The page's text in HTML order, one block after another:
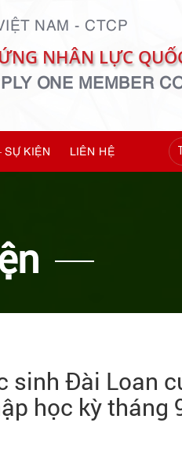
NAM - CTCP
NHÂN LỰC
ONE MEMBER
SỰ KIỆN LIÊN HỆ
sinh Đài Loan
học kỳ tháng